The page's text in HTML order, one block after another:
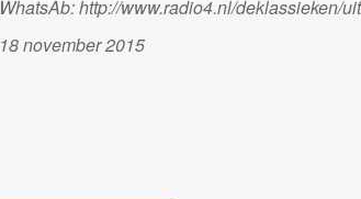
WhatsAb: http://www.radio4.nl/deklassieken/
18 november 2015